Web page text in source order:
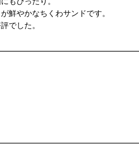
鮮やかなちくわサンドです。
でした。